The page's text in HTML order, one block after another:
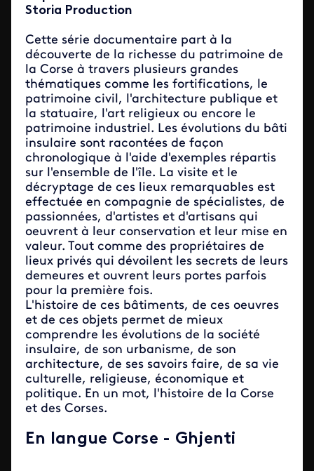
Storia Production
Cette série documentaire part à la
découverte de la richesse du patrimoine de
la Corse à travers plusieurs grandes
thématiques comme les fortifications, le
patrimoine civil, l'architecture publique et
la statuaire, l'art religieux ou encore le
patrimoine industriel. Les évolutions du bâti
insulaire sont racontées de façon
chronologique à l'aide d'exemples répartis
sur l'ensemble de l'île. La visite et le
décryptage de ces lieux remarquables est
effectuée en compagnie de spécialistes, de
passionnées, d'artistes et d'artisans qui
oeuvrent à leur conservation et leur mise en
valeur. Tout comme des propriétaires de
lieux privés qui dévoilent les secrets de leurs
demeures et ouvrent leurs portes parfois
pour la première fois.
L'histoire de ces bâtiments, de ces oeuvres
et de ces objets permet de mieux
comprendre les évolutions de la société
insulaire, de son urbanisme, de son
architecture, de ses savoirs faire, de sa vie
culturelle, religieuse, économique et
politique. En un mot, l'histoire de la Corse
et des Corses.
En langue Corse - Ghjenti